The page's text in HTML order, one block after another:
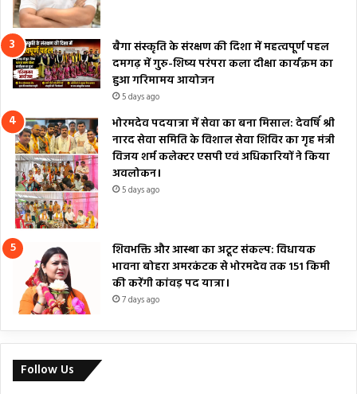
बैगा संस्कृति के संरक्षण की दिशा में महत्वपूर्ण पहल
दमगढ़ में गुरु-शिष्य परंपरा कला दीक्षा कार्यक्रम का
हुआ गरिमामय आयोजन
5 days ago
भोरमदेव पदयात्रा में सेवा का बना मिसाल: देवर्षि श्री
नारद सेवा समिति के विशाल सेवा शिविर का गृह मंत्री
विजय शर्म कलेक्टर एसपी एवं अधिकारियों ने किया
अवलोकन।
5 days ago
शिवभक्ति और आस्था का अटूट संकल्प: विधायक
भावना बोहरा अमरकंटक से भोरमदेव तक 151 किमी
की करेंगी कांवड़ पद यात्रा।
7 days ago
Follow Us